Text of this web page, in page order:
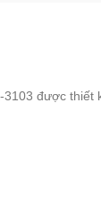
được